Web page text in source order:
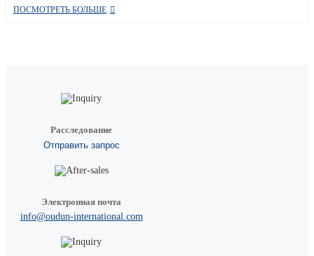
ПОСМОТРЕТЬ БОЛЬШЕ
Расследование
Отправить запрос
Электронная почта
info@oudun-international.com